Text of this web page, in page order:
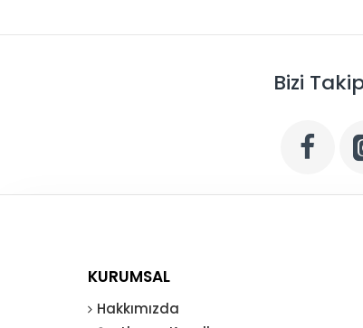
Bizi
KURUMSAL
Hakkımızda